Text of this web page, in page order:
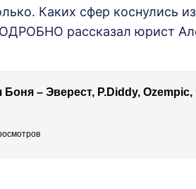
Каких сфер коснулись
рассказал юрист